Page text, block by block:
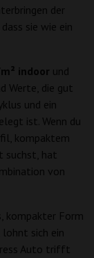
der
sie wie ein
indoor und
Werte, die gut
und ein
ist. Wenn du
kompaktem
suchst, hat
von
kompakter Form
sich ein
Auto trifft